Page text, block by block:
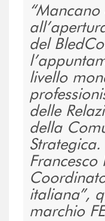
Mancano
del
livello
delle
della
Francesco
italiana”,
marchio